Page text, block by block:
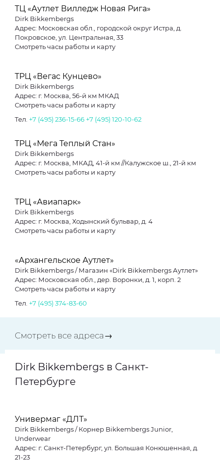
ТЦ «Аутлет Вилледж Новая Рига»
Dirk Bikkembergs
Адрес: Moсковская обл., городской округ Истра, д.
Покровское, ул. Центральная, 33
Смотреть часы работы и карту
ТРЦ «Вегас Кунцево»
Dirk Bikkembergs
Адрес: г. Москва, 56-й км МКАД
Смотреть часы работы и карту
Тел. +7 (495) 236-15-66 +7 (495) 120-10-62
ТРЦ «Мега Теплый Стан»
Dirk Bikkembergs
Адрес: г. Москва, МКАД, 41-й км //Калужское ш., 21-й км
Смотреть часы работы и карту
ТРЦ «Авиапарк»
Dirk Bikkembergs
Адрес: г. Москва, Ходынский бульвар, д. 4
Смотреть часы работы и карту
«Архангельское Аутлет»
Dirk Bikkembergs / Магазин «Dirk Bikkembergs Аутлет»
Адрес: Московская обл., дер. Воронки, д. 1, корп. 2
Смотреть часы работы и карту
Тел. +7 (495) 374-83-60
Смотреть все адреса→
Dirk Bikkembergs в Санкт-
Петербурге
Универмаг «ДЛТ»
Dirk Bikkembergs / Корнер Bikkembergs Junior,
Underwear
Адрес: г. Санкт-Петербург, ул. Большая Конюшенная, д.
21-23